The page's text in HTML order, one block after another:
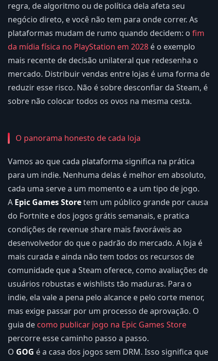
regra, de algoritmo ou de política dela afeta seu
negócio direto, e você não tem para onde correr. As
plataformas mudam de rumo quando decidem: o fim
da mídia física no PlayStation em 2028 é o exemplo
mais recente de decisão unilateral que redesenha o
mercado. Distribuir vendas entre lojas é uma forma de
reduzir esse risco. Não é sobre desconfiar da Steam, é
sobre não colocar todos os ovos na mesma cesta.
O panorama honesto de cada loja
Vamos ao que cada plataforma significa na prática
para um indie. Nenhuma delas é melhor em absoluto,
cada uma serve a um momento e a um tipo de jogo.
A Epic Games Storetem um público grande por causa
do Fortnite e dos jogos grátis semanais, e pratica
condições de revenue share mais favoráveis ao
desenvolvedor do que o padrão do mercado. A loja é
mais curada e ainda não tem todos os recursos de
comunidade que a Steam oferece, como avaliações de
usuários robustas e wishlists tão maduras. Para o
indie, ela vale a pena pelo alcance e pelo corte menor,
mas exige passar por um processo de aprovação. O
guia decomo publicar jogo na Epic Games Store
percorre esse caminho passo a passo.
O GOG é a casa dos jogos sem DRM. Isso significa que